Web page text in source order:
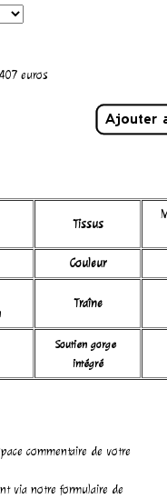
407euros
Tissus
Couleur
Traîne
Soutien gorge
intégré
commentaire de votre
via notre formulaire de